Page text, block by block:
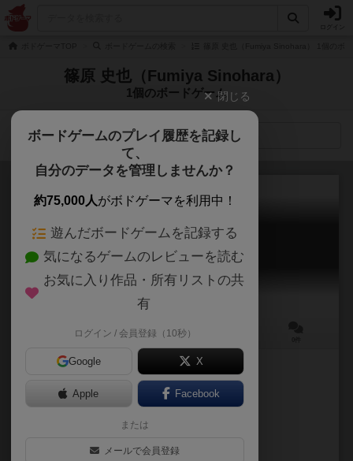
篠原 史也（Fumiya Sinohara）
1個のボードゲーム
検索メニュー
A2/ADフリート
A2/AD Fleet
120分前後
作品説明文の編集者を募集中
篠原 史也（Fumiya Sinohara）
閉じる
ボードゲームのプレイ履歴を記録し
て、
自分のデータを管理しませんか？
約75,000人がボドゲーマを利用中！
遊んだボードゲームを記録する
気になるゲームのレビューを読む
お気に入り作品・所有リストの共
有
ログイン / 会員登録（10秒）
Google X
Apple Facebook
または
メールで会員登録